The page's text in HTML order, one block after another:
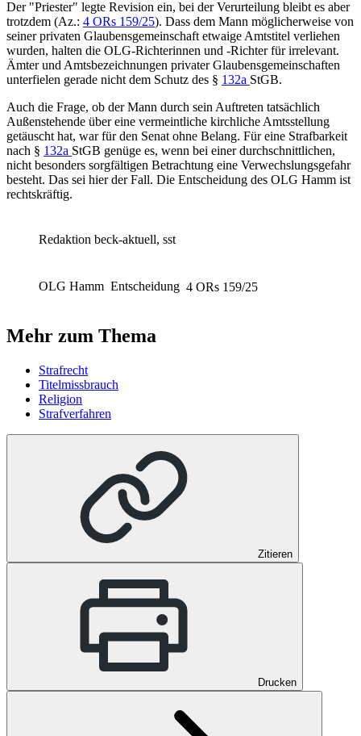
Der "Priester" legte Revision ein, bei der Verurteilung bleibt es aber
trotzdem (Az.: 4 ORs 159/25). Dass dem Mann möglicherweise von
seiner privaten Glaubensgemeinschaft etwaige Amtstitel verliehen
wurden, halten die OLG-Richterinnen und -Richter für irrelevant.
Ämter und Amtsbezeichnungen privater Glaubensgemeinschaften
unterfielen gerade nicht dem Schutz des § 132a StGB.
Auch die Frage, ob der Mann durch sein Auftreten tatsächlich
Außenstehende über eine vermeintliche kirchliche Amtsstellung
getäuscht hat, war für den Senat ohne Belang. Für eine Strafbarkeit
nach § 132a StGB genüge es, wenn bei einer durchschnittlichen,
nicht besonders sorgfältigen Betrachtung eine Verwechslungsgefahr
besteht. Das sei hier der Fall. Die Entscheidung des OLG Hamm ist
rechtskräftig.
Redaktion beck-aktuell, sst
OLG Hamm Entscheidung 4 ORs 159/25
Mehr zum Thema
Strafrecht
Titelmissbrauch
Religion
Strafverfahren
Zitieren
Drucken